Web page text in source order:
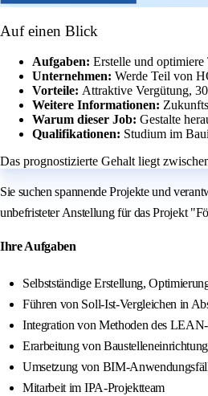
Auf einen Blick
Aufgaben: Erstelle und optimiere
Unternehmen: Werde Teil von
Vorteile: Attraktive Vergütung,
Weitere Informationen:
Warum dieser Job: Gestalte
Qualifikationen: Studium im
Das prognostizierte Gehalt liegt
Sie suchen spannende Projekte und
unbefristeter Anstellung für das Projekt
Ihre Aufgaben
Selbstständige Erstellung,
Führen von Soll-Ist-Vergleichen in
Integration von Methoden des LEAN-
Erarbeitung von
Umsetzung von BIM-
Mitarbeit im IPA-Projektteam